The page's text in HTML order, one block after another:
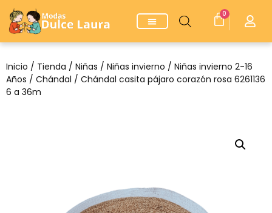
0
Inicio / Tienda / Niñas / Niñas invierno / Niñas invierno 2-16
Años / Chándal / Chándal casita pájaro corazón rosa 6261136
6 a 36m